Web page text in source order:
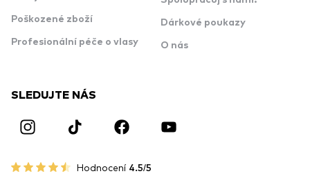
Poškozené zboží
Profesionální péče o vlasy
Dárkové poukazy
O nás
SLEDUJTE NÁS
Hodnocení 4.5/5